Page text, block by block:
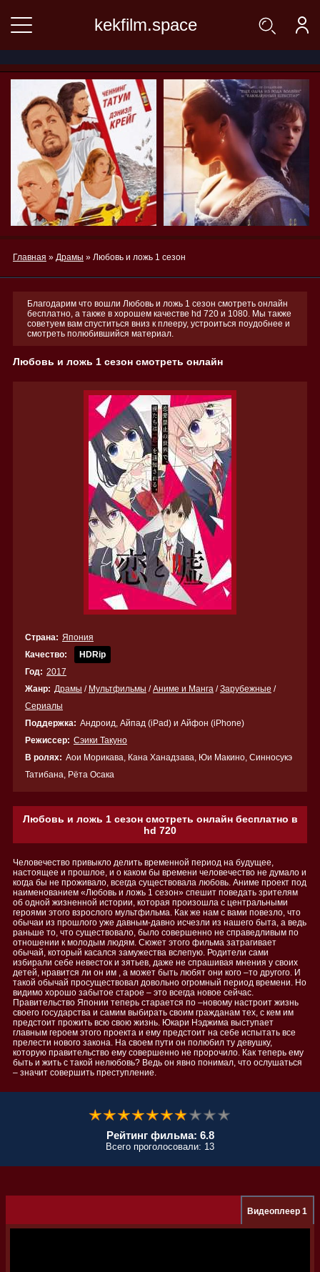
kekfilm.space
Главная » Драмы » Любовь и ложь 1 сезон
Благодарим что вошли Любовь и ложь 1 сезон смотреть онлайн
бесплатно, а также в хорошем качестве hd 720 и 1080. Мы также
советуем вам спуститься вниз к плееру, устроиться поудобнее и
смотреть полюбившийся материал.
Любовь и ложь 1 сезон смотреть онлайн
Страна: Япония
Качество:
HDRip
Год: 2017
Жанр: Драмы / Мультфильмы /Аниме и Манга /Зарубежные /
Сериалы
Поддержка: Андроид, Айпад (iPad) и Айфон (iPhone)
Режиссер: Сэики Такуно
В ролях: Аои Морикава, Кана Ханадзава, Юи Макино, Синносукэ
Татибана, Рёта Осака
Любовь и ложь 1 сезон смотреть онлайн бесплатно в
hd 720
Человечество привыкло делить временной период на будущее,
настоящее и прошлое, и о каком бы времени человечество не думало и
когда бы не проживало, всегда существовала любовь. Аниме проект под
наименованием «Любовь и ложь 1 сезон» спешит поведать зрителям
об одной жизненной истории, которая произошла с центральными
героями этого взрослого мультфильма. Как же нам с вами повезло, что
обычаи из прошлого уже давным-давно исчезли из нашего быта, а ведь
раньше то, что существовало, было совершенно не справедливым по
отношении к молодым людям. Сюжет этого фильма затрагивает
обычай, который касался замужества вслепую. Родители сами
избирали себе невесток и зятьев, даже не спрашивая мнения у своих
детей, нравится ли он им , а может быть любят они кого –то другого. И
такой обычай просуществовал довольно огромный период времени. Но
видимо хорошо забытое старое – это всегда новое сейчас.
Правительство Японии теперь старается по –новому настроит жизнь
своего государства и самим выбирать своим гражданам тех, с кем им
предстоит прожить всю свою жизнь. Юкари Нэджима выступает
главным героем этого проекта и ему предстоит на себе испытать все
прелести нового закона. На своем пути он полюбил ту девушку,
которую правительство ему совершенно не пророчило. Как теперь ему
быть и жить с такой нелюбовь? Ведь он явно понимал, что ослушаться
– значит совершить преступление.
Рейтинг фильма: 6.8
Всего проголосовали: 13
Видеоплеер 1